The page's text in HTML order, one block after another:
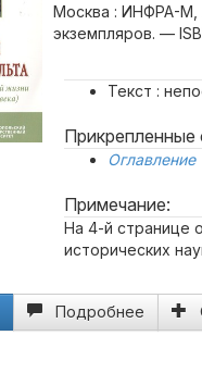
Москва : ИНФРА-М,
экземпляров. —
Текст :
Прикрепленные
Оглавление
Примечание:
На 4-й странице
исторических
Подробнее